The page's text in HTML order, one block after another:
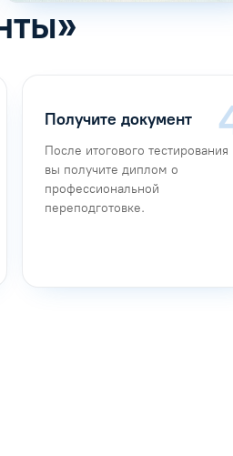
Получите документ
После итогового тестирования
вы получите диплом о
профессиональной
переподготовке.